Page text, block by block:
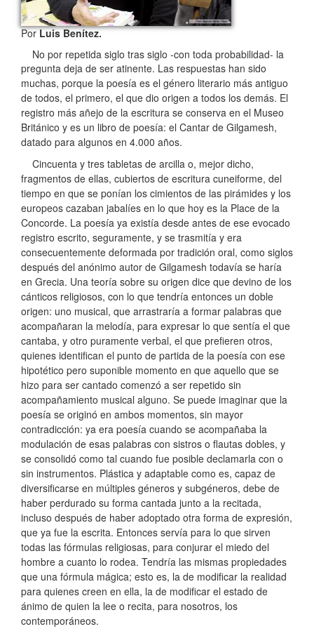
PorLuis Benítez.
No por repetida siglo tras siglo -con toda probabilidad- la
pregunta deja de ser atinente. Las respuestas han sido
muchas, porque la poesía es el género literario más antiguo
de todos, el primero, el que dio origen a todos los demás. El
registro más añejo de la escritura se conserva en el Museo
Británico y es un libro de poesía: el Cantar de Gilgamesh,
datado para algunos en 4.000 años.
Cincuenta y tres tabletas de arcilla o, mejor dicho,
fragmentos de ellas, cubiertos de escritura cuneiforme, del
tiempo en que se ponían los cimientos de las pirámides y los
europeos cazaban jabalíes en lo que hoy es la Place de la
Concorde. La poesía ya existía desde antes de ese evocado
registro escrito, seguramente, y se trasmitía y era
consecuentemente deformada por tradición oral, como siglos
después del anónimo autor de Gilgamesh todavía se haría
en Grecia. Una teoría sobre su origen dice que devino de los
cánticos religiosos, con lo que tendría entonces un doble
origen: uno musical, que arrastraría a formar palabras que
acompañaran la melodía, para expresar lo que sentía el que
cantaba, y otro puramente verbal, el que prefieren otros,
quienes identifican el punto de partida de la poesía con ese
hipotético pero suponible momento en que aquello que se
hizo para ser cantado comenzó a ser repetido sin
acompañamiento musical alguno. Se puede imaginar que la
poesía se originó en ambos momentos, sin mayor
contradicción: ya era poesía cuando se acompañaba la
modulación de esas palabras con sistros o flautas dobles, y
se consolidó como tal cuando fue posible declamarla con o
sin instrumentos. Plástica y adaptable como es, capaz de
diversificarse en múltiples géneros y subgéneros, debe de
haber perdurado su forma cantada junto a la recitada,
incluso después de haber adoptado otra forma de expresión,
que ya fue la escrita. Entonces servía para lo que sirven
todas las fórmulas religiosas, para conjurar el miedo del
hombre a cuanto lo rodea. Tendría las mismas propiedades
que una fórmula mágica; esto es, la de modificar la realidad
para quienes creen en ella, la de modificar el estado de
ánimo de quien la lee o recita, para nosotros, los
contemporáneos.